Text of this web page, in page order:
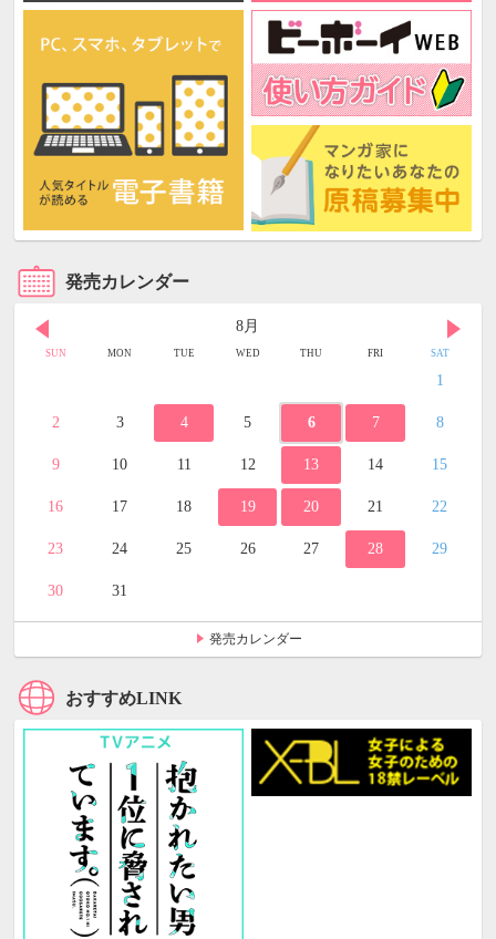
発売カレンダー
8月
SUN MON TUE WED THU FRI SAT
1
2 3 4 5 6 7 8
9 10 11 12 13 14 15
16 17 18 19 20 21 22
23 24 25 26 27 28 29
30 31
発売カレンダー
おすすめLINK